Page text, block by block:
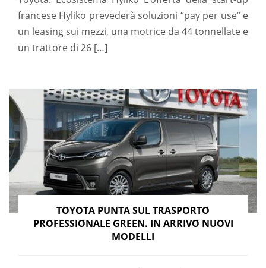
francese Hyliko prevederà soluzioni “pay per use” e
un leasing sui mezzi, una motrice da 44 tonnellate e
un trattore di 26 […]
TOYOTA PUNTA SUL TRASPORTO
PROFESSIONALE GREEN. IN ARRIVO NUOVI
MODELLI